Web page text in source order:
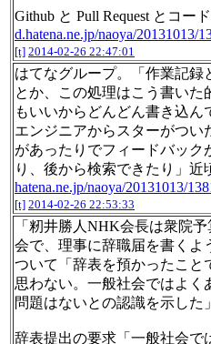
Github と Pull Request とコー
d.hatena.ne.jp/naoya/20131013/
[t] 2014-02-26 22:47:01
はてなグループ。「作業記録
とか、この処理はこう書いた
もいいからどんどん書き込ん
エンジニアからスターがつい
があったりでフィードバック
り、後から検索できたり」近
hatena.ne.jp/naoya/20131013/
[t] 2014-02-26 22:53:33
「籾井勝人NHK会長は衆院
会で、理事に辞職届を書くよ
ついて「辞表を預かったこと
思わない。一般社会ではよく
問題はないとの認識を示した」
辞表提出の要求「一般社会で